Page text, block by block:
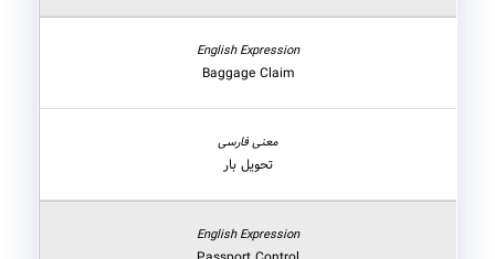
Baggage Claim
تحویل بار